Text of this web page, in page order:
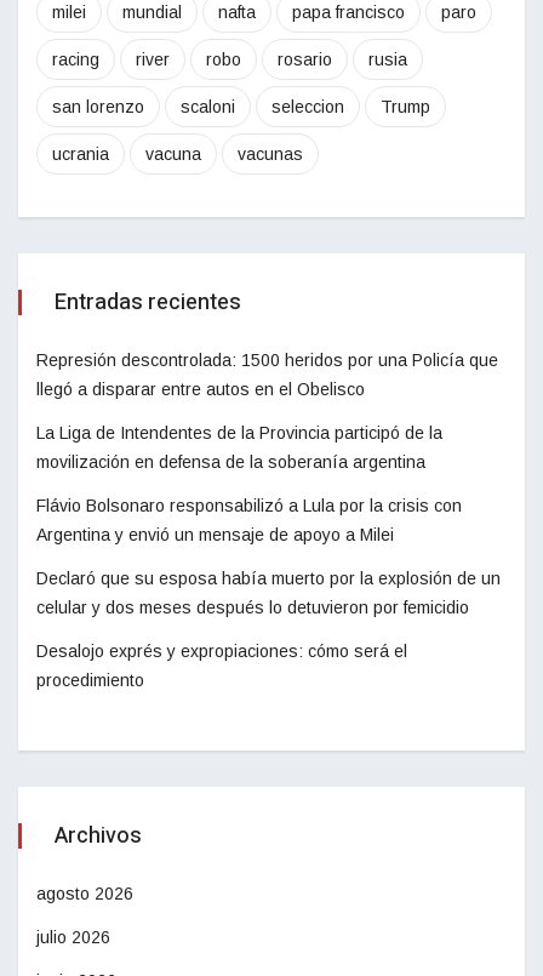
milei mundial nafta papa francisco paro
racing river robo rosario rusia
san lorenzo scaloni seleccion Trump
ucrania vacuna vacunas
Entradas recientes
Represión descontrolada: 1500 heridos por una Policía que
llegó a disparar entre autos en el Obelisco
La Liga de Intendentes de la Provincia participó de la
movilización en defensa de la soberanía argentina
Flávio Bolsonaro responsabilizó a Lula por la crisis con
Argentina y envió un mensaje de apoyo a Milei
Declaró que su esposa había muerto por la explosión de un
celular y dos meses después lo detuvieron por femicidio
Desalojo exprés y expropiaciones: cómo será el
procedimiento
Archivos
agosto 2026
julio 2026